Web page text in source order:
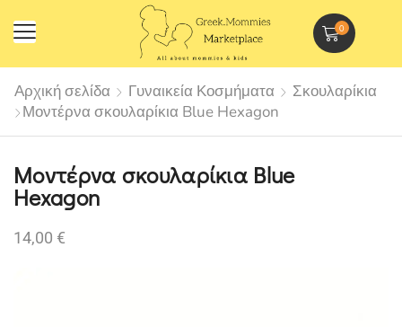
0
Αρχική σελίδα Γυναικεία Κοσμήματα
Σκουλαρίκια
Μοντέρνα σκουλαρίκια Blue Hexagon
Μοντέρνα σκουλαρίκια Blue
Hexagon
14,00 €